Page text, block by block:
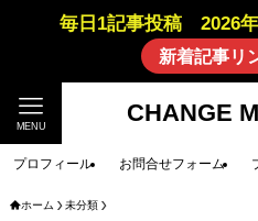
毎日1記事投稿 2026
新着記事リ
CHANGE
MENU
プロフィール お問合せフォーム
ホーム 未分類